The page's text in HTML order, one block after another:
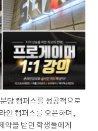
당 캠퍼스를 성공적으로
인 캠퍼스를 오픈하며,
약을 받던 학생들에게